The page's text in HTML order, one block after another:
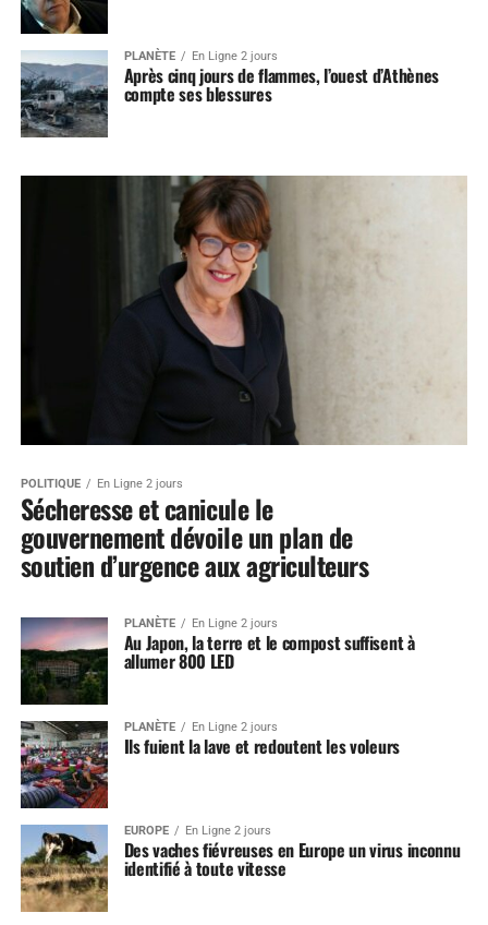
PLANÈTE En Ligne 2 jours
Après cinq jours de flammes, l’ouest d’Athènes
compte ses blessures
POLITIQUE En Ligne 2 jours
Sécheresse et canicule le
gouvernement dévoile un plan de
soutien d’urgence aux agriculteurs
PLANÈTE En Ligne 2 jours
Au Japon, la terre et le compost suffisent à
allumer 800 LED
PLANÈTE En Ligne 2 jours
Ils fuient la lave et redoutent les voleurs
EUROPE En Ligne 2 jours
Des vaches fiévreuses en Europe un virus inconnu
identifié à toute vitesse